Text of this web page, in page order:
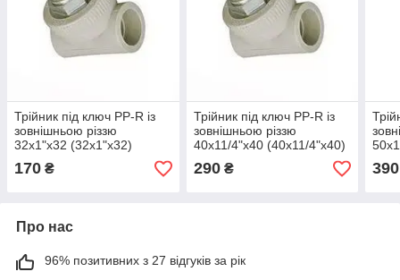
Трійник під ключ PP-R із
зовнішньою різзю
32х1"х32 (32х1"х32)
170 ₴
Трійник під ключ PP-R із
зовнішньою різзю
40х11/4"х40 (40х11/4"х40)
290₴ 390
Про нас
96% позитивних з 27 відгуків за рік